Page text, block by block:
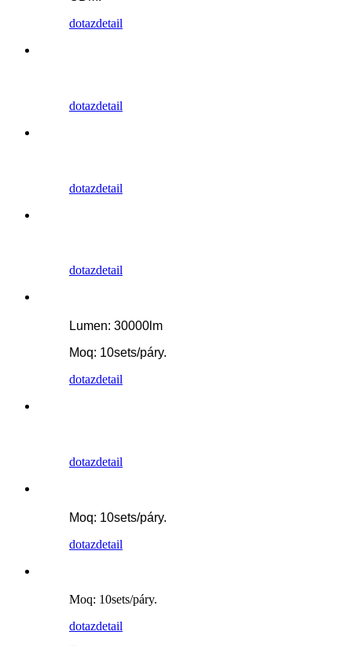
dotazdetail
dotazdetail
dotazdetail
dotazdetail
Lumen: 30000lm
Moq: 10sets/páry.
dotazdetail
dotazdetail
Moq: 10sets/páry.
dotazdetail
Moq: 10sets/páry.
dotazdetail